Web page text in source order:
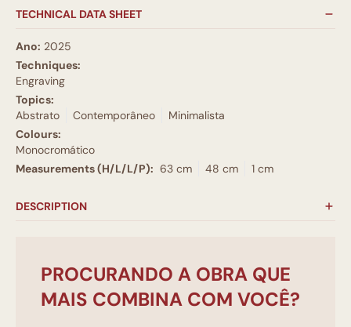
TECHNICAL DATA SHEET
Ano: 2025
Techniques:
Engraving
Topics:
Abstrato
Contemporâneo
Minimalista
Colours:
Monocromático
Measurements (H/L/L/P): 63 cm 48 cm 1 cm
DESCRIPTION
PROCURANDO A OBRA QUE
MAIS COMBINA COM VOCÊ?